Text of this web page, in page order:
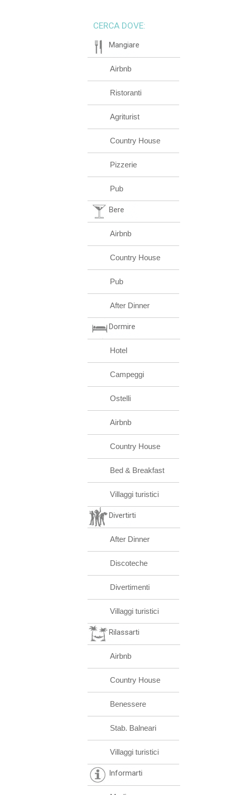
CERCA DOVE:
Mangiare
Airbnb
Ristoranti
Agriturist
Country House
Pizzerie
Pub
Bere
Airbnb
Country House
Pub
After Dinner
Dormire
Hotel
Campeggi
Ostelli
Airbnb
Country House
Bed & Breakfast
Villaggi turistici
Divertirti
After Dinner
Discoteche
Divertimenti
Villaggi turistici
Rilassarti
Airbnb
Country House
Benessere
Stab. Balneari
Villaggi turistici
Informarti